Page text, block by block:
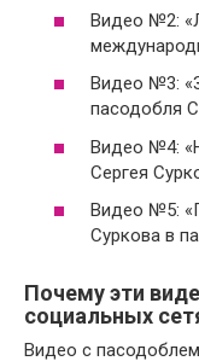
Видео №2:
Видео №3:
пасодобля
Видео №4:
Сергея
Видео №5:
Суркова в
Почему эти
социальных
Видео с